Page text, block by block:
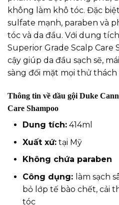
không làm khô tóc. Đặc
sulfate mạnh, paraben và
tóc và da đầu. Với dung
Superior Grade Scalp Care
cậy giúp da đầu sạch sẽ,
sàng đối mặt mọi thử
Thông tin về dầu gội Duke
Care Shampoo
Dung tích: 414ml
Xuất xứ: tại Mỹ
Không chứa paraben
Công dụng: làm sạch
bỏ lớp tế bào chết, cải
tóc